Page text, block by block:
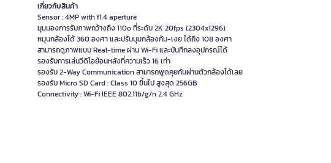
เกี่ยวกับสินค้า
Sensor : 4MP with f1.4 aperture
มุมมองการรับภาพกว้างถึง 110o ที่ระดับ 2K 20fps (2304x1296)
หมุนกล้องได้ 360 องศา และปรับมุมกล้องก้ม-เงย ได้ถึง 108 องศา
สามารถดูภาพแบบ Real-time ผ่าน Wi-Fi และบันทึกลงอุปกรณ์ได้
รองรับการเล่นวีดิโอย้อนหลังที่ความเร็ว 16 เท่า
รองรับ 2-Way Communication สามารถพูดคุยกันผ่านตัวกล้องได้เลย
รองรับ Micro SD Card : Class 10 ขึ้นไป สูงสุด 256GB
Connectivity : Wi-Fi IEEE 802.11b/g/n 2.4 GHz